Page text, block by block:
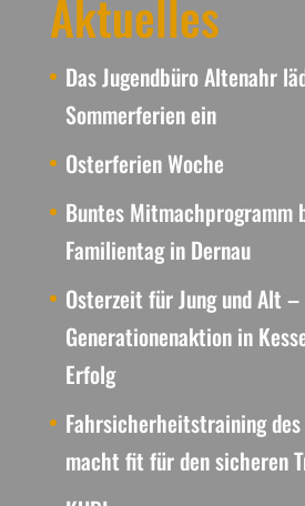
Aktuelles
Das Jugendbüro Altenahr
Sommerferien ein
Osterferien Woche
Buntes Mitmachprogramm
Familientag in Dernau
Osterzeit für Jung und Alt –
Generationenaktion in
Erfolg
Fahrsicherheitstraining des
macht fit für den sicheren